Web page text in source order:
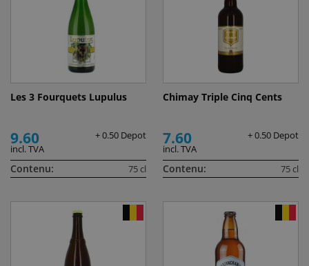
Les 3 Fourquets Lupulus
9.60
+ 0.50 Depot
incl. TVA
Contenu: 75 cl
Chimay Triple Cinq Cents
7.60
+ 0.50 Depot
incl. TVA
Contenu: 75 cl